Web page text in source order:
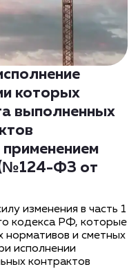
которых
выполненных
(№124-ФЗ от
изменения в часть 1
кодекса РФ, которые
нормативов и сметных
исполнении
контрактов